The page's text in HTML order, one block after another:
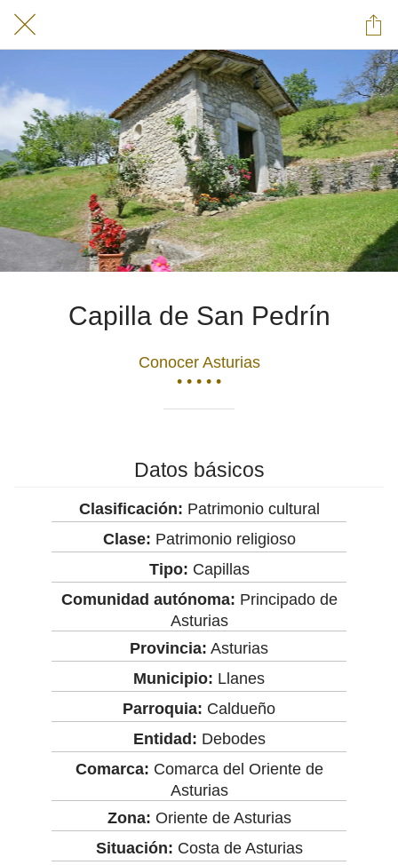
Capilla de San Pedrín
Conocer Asturias
• • • • •
Datos básicos
Clasificación: Patrimonio cultural
Clase: Patrimonio religioso
Tipo: Capillas
Comunidad autónoma: Principado de
Asturias
Provincia: Asturias
Municipio: Llanes
Parroquia: Caldueño
Entidad: Debodes
Comarca: Comarca del Oriente de
Asturias
Zona: Oriente de Asturias
Situación: Costa de Asturias